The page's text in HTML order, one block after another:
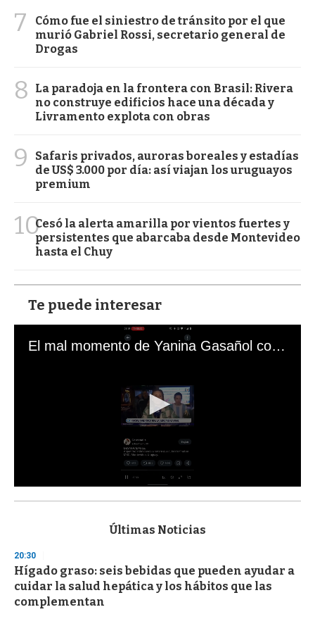
7
Cómo fue el siniestro de tránsito por el que
murió Gabriel Rossi, secretario general de
Drogas
8
La paradoja en la frontera con Brasil: Rivera
no construye edificios hace una década y
Livramento explota con obras
9
Safaris privados, auroras boreales y estadías
de US$ 3.000 por día: así viajan los uruguayos
premium
10Cesó la alerta amarilla por vientos fuertes y
persistentes que abarcaba desde Montevideo
hasta el Chuy
Te puede interesar
El mal momento de Yanina Gasañol con un hincha argentino en "Subrayado"
s
d
s
o
f
3
Últimas Noticias
20:30
Hígado graso: seis bebidas que pueden ayudar a
cuidar la salud hepática y los hábitos que las
complementan